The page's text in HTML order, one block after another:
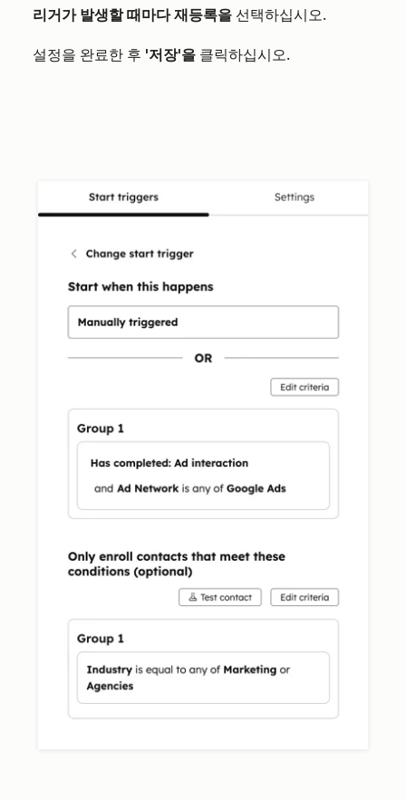
리거가 발생할 때마다 재등록을 선택하십시오.
설정을 완료한 후 '저장'을 클릭하십시오.